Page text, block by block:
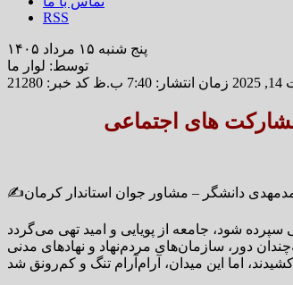
RSS
پنج شنبه ۱۵ مرداد ۱۴۰۵
توسط: لوار ما
کد خبر: 21280
های اجتماعی
دانشگر – مشاور جوان استاندار کرمان
دور، سازمان‌های مردم‌نهاد و نهادهای مدنی